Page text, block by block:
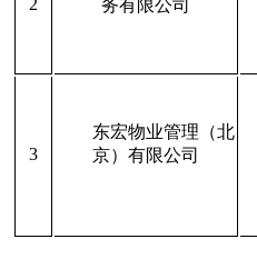
务有限公司
3
东宏物业管理（北
京）有限公司